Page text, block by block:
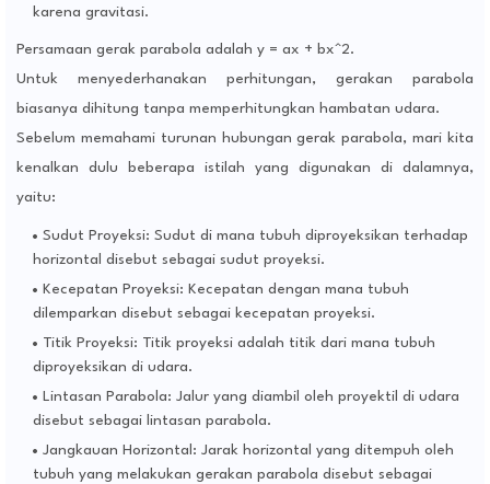
karena gravitasi.
Persamaan gerak parabola adalah y = ax + bx^2.
Untuk menyederhanakan perhitungan, gerakan parabola
biasanya dihitung tanpa memperhitungkan hambatan udara.
Sebelum memahami turunan hubungan gerak parabola, mari kita
kenalkan dulu beberapa istilah yang digunakan di dalamnya,
yaitu:
Sudut Proyeksi: Sudut di mana tubuh diproyeksikan terhadap
horizontal disebut sebagai sudut proyeksi.
Kecepatan Proyeksi: Kecepatan dengan mana tubuh
dilemparkan disebut sebagai kecepatan proyeksi.
Titik Proyeksi: Titik proyeksi adalah titik dari mana tubuh
diproyeksikan di udara.
Lintasan Parabola: Jalur yang diambil oleh proyektil di udara
disebut sebagai lintasan parabola.
Jangkauan Horizontal: Jarak horizontal yang ditempuh oleh
tubuh yang melakukan gerakan parabola disebut sebagai